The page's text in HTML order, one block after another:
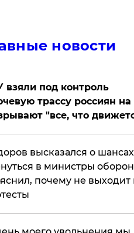
новости
взяли под контроль
трассу россиян
"все, что
высказался о шансах
в министры
почему не выходит